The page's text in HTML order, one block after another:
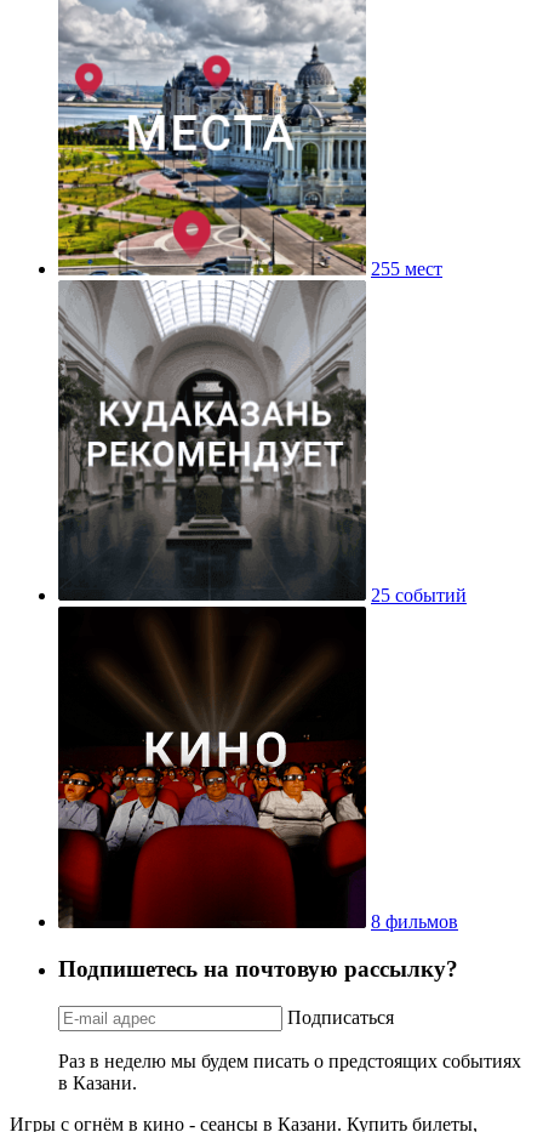
255 мест
25 событий
8 фильмов
Подпишетесь на почтовую рассылку?
Подписаться
Раз в неделю мы будем писать о предстоящих событиях
в Казани.
Игры с огнём в кино - сеансы в Казани. Купить билеты,